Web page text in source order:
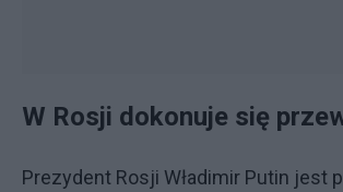
W Rosji dokonuje się
Prezydent Rosji Władimir Putin jest